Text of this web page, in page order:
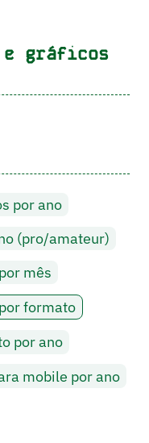
gráficos
por ano
(pro/amateur)
mês
formato
por ano
mobile por ano